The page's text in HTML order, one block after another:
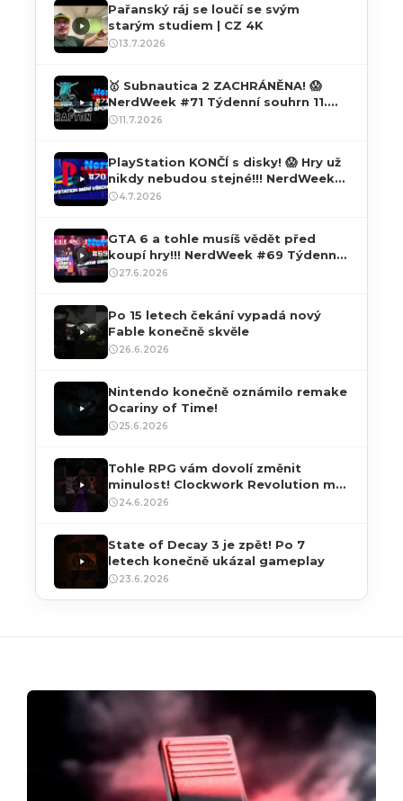
Pařanský ráj se loučí se svým
starým studiem | CZ 4K
13.7.2026
🥇 Subnautica 2 ZACHRÁNĚNA! 😱
NerdWeek #71 Týdenní souhrn 11.
07. 2026
11.7.2026
PlayStation KONČÍ s disky! 😱 Hry už
nikdy nebudou stejné!!! NerdWeek
#70 Týdenní souhrn 04. 07. 2026
4.7.2026
GTA 6 a tohle musíš vědět před
koupí hry!!! NerdWeek #69 Týdenní
souhrn 27. 06. 2026
27.6.2026
Po 15 letech čekání vypadá nový
Fable konečně skvěle
26.6.2026
Nintendo konečně oznámilo remake
Ocariny of Time!
25.6.2026
Tohle RPG vám dovolí změnit
minulost! Clockwork Revolution má
datum vydání
24.6.2026
State of Decay 3 je zpět! Po 7
letech konečně ukázal gameplay
23.6.2026